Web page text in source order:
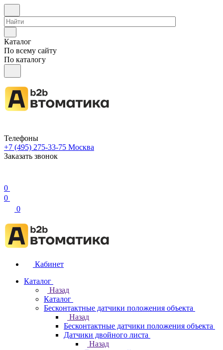
Каталог
По всему сайту
По каталогу
Телефоны
+7 (495) 275-33-75 Москва
Заказать звонок
0
0
0
Кабинет
Каталог
Назад
Каталог
Бесконтактные датчики положения объекта
Назад
Бесконтактные датчики положения объекта
Датчики двойного листа
Назад